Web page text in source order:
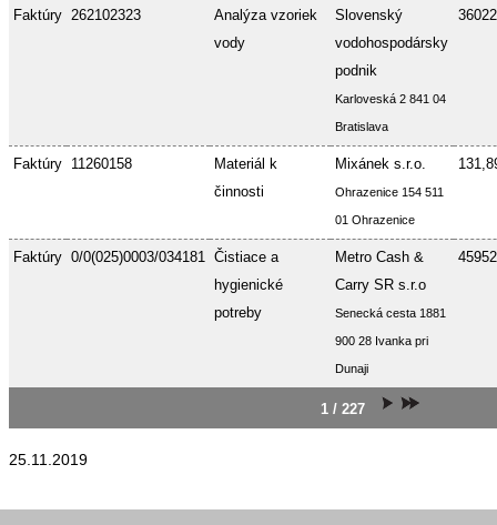
Faktúry 262102323
Analýza vzoriek
vody
Slovenský
vodohospodársky
podnik
Karloveská 2 841 04
Bratislava
Faktúry 11260158
Materiál k
činnosti
Mixánek s.r.o.
Ohrazenice 154 511
01 Ohrazenice
Faktúry 0/0(025)0003/034181 Čistiace a
hygienické
potreby
Metro Cash &
Carry SR s.r.o
Senecká cesta 1881
900 28 Ivanka pri
Dunaji
1 / 227
25.11.2019